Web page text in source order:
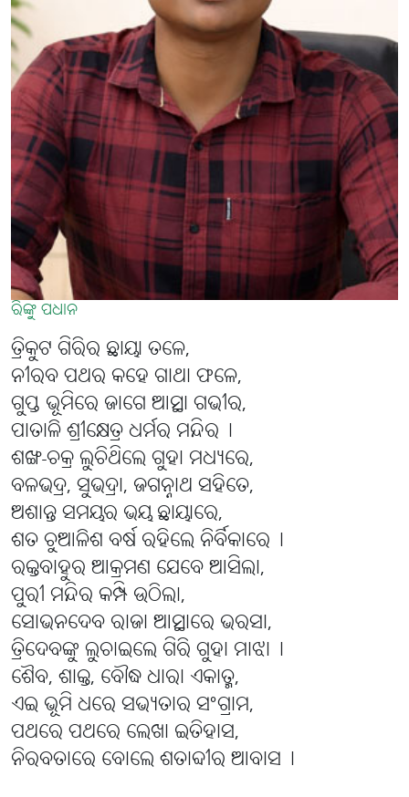
ରିଙ୍କୁ ପଧାନ
ତ୍ରିକୁଟ ଗିରିର ଛାୟା ତଳେ,
ନୀରବ ପଥର କହେ ଗାଥା ଫଳେ,
ଗୁପ୍ତ ଭୂମିରେ ଜାଗେ ଆସ୍ଥା ଗଭୀର,
ପାତାଳି ଶ୍ରୀକ୍ଷେତ୍ର ଧର୍ମର ମନ୍ଦିର୤
ଶଙ୍ଖ-ଚକ୍ର ଲୁଚିଥିଲେ ଗୁହା ମଧ୍ୟରେ,
ବଳଭଦ୍ର, ସୁଭଦ୍ରା, ଜଗନ୍ନାଥ ସହିତେ,
ଅଶାନ୍ତ ସମୟର ଭୟ ଛାୟାରେ,
ଶତ ଚୁଆଳିଶ ବର୍ଷ ରହିଲେ ନିର୍ବିକାରେ୤
ରକ୍ତବାହୁର ଆକ୍ରମଣ ଯେବେ ଆସିଲା,
ପୁରୀ ମନ୍ଦିର କମ୍ପି ଉଠିଲା,
ସୋଭନଦେବ ରାଜା ଆସ୍ଥାରେ ଭରସା,
ତ୍ରିଦେବଙ୍କୁ ଲୁଚାଇଲେ ଗିରି ଗୁହା ମାଝା୤
ଶୈବ, ଶାକ୍ତ, ବୌଦ୍ଧ ଧାରା ଏକାତ୍ମ,
ଏଇ ଭୂମି ଧରେ ସଭ୍ୟତାର ସଂଗ୍ରାମ,
ପଥରେ ପଥରେ ଲେଖା ଇତିହାସ,
ନିରବତାରେ ବୋଲେ ଶତାବ୍ଦୀର ଆବାସ୤